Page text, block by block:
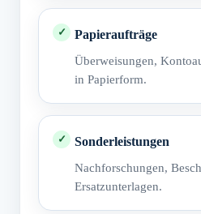
Papieraufträge
Überweisungen,
in Papierform.
Sonderleistungen
Nachforschungen,
Ersatzunterlagen.